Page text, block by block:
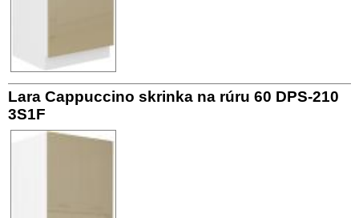
Lara Cappuccino skrinka na rúru 60 DPS-210
3S1F